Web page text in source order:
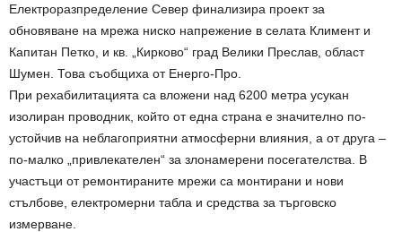
Електроразпределение Север финализира проект за
обновяване на мрежа ниско напрежение в селата Климент и
Капитан Петко, и кв. „Кирково“ град Велики Преслав, област
Шумен. Това съобщиха от Енерго-Про.
При рехабилитацията са вложени над 6200 метра усукан
изолиран проводник, който от една страна е значително по-
устойчив на неблагоприятни атмосферни влияния, а от друга –
по-малко „привлекателен“ за злонамерени посегателства. В
участъци от ремонтираните мрежи са монтирани и нови
стълбове, електромерни табла и средства за търговско
измерване.